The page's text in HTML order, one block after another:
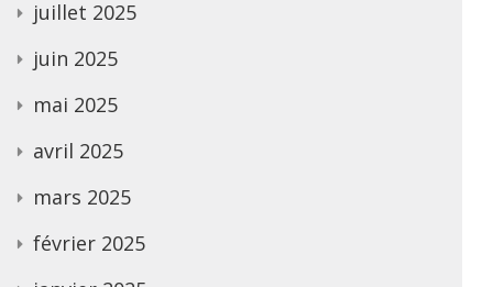
juillet 2025
juin 2025
mai 2025
avril 2025
mars 2025
février 2025